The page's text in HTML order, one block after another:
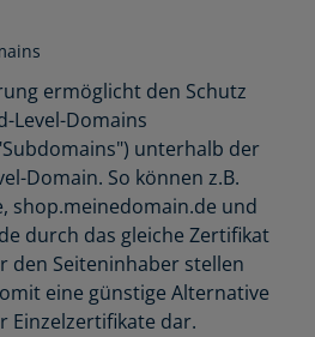
ermöglicht den Schutz
Level-Domains
unterhalb der
Domain. So können z.B.
shop.meinedomain.de und
durch das gleiche Zertifikat
den Seiteninhaber stellen
eine günstige Alternative
Einzelzertifikate dar.